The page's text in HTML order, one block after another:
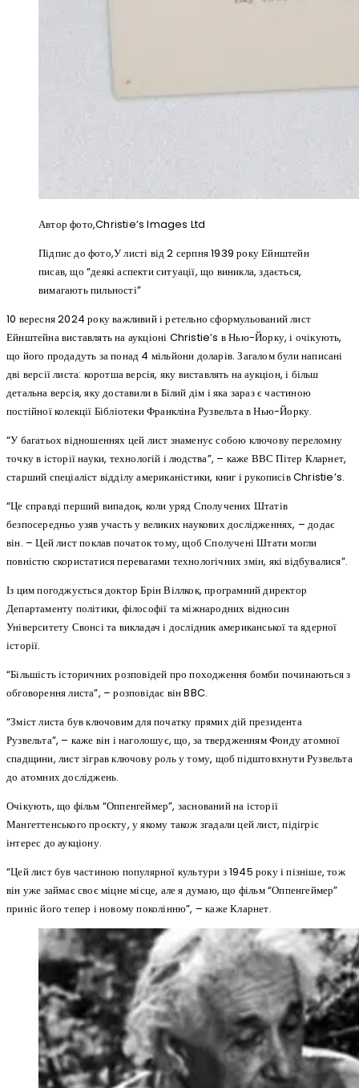
Автор фото,Christie’s Images Ltd
Підпис до фото,У листі від 2 серпня 1939 року Ейнштейн
писав, що “деякі аспекти ситуації, що виникла, здається,
вимагають пильності”
10 вересня 2024 року важливий і ретельно сформульований лист
Ейнштейна виставлять на аукціоні Christie’s в Нью-Йорку, і очікують,
що його продадуть за понад 4 мільйони доларів. Загалом були написані
дві версії листа: коротша версія, яку виставлять на аукціон, і більш
детальна версія, яку доставили ​​в Білий дім і яка зараз є частиною
постійної колекції Бібліотеки Франкліна Рузвельта в Нью-Йорку.
“У багатьох відношеннях цей лист знаменує собою ключову переломну
точку в історії науки, технологій і людства”, – каже ВВС Пітер Кларнет,
старший спеціаліст відділу американістики, книг і рукописів Christie’s.
“Це справді перший випадок, коли уряд Сполучених Штатів
безпосередньо узяв участь у великих наукових дослідженнях, – додає
він. – Цей лист поклав початок тому, щоб Сполучені Штати могли
повністю скористатися перевагами технологічних змін, які відбувалися”.
Із цим погоджується доктор Брін Віллкок, програмний директор
Департаменту політики, філософії та міжнародних відносин
Університету Свонсі та викладач і дослідник американської та ядерної
історії.
“Більшість історичних розповідей про походження бомби починаються з
обговорення листа”, – розповідає він BBC.
“Зміст листа був ключовим для початку прямих дій президента
Рузвельта”, – каже він і наголошує, що, за твердженням Фонду атомної
спадщини, лист зіграв ключову роль у тому, щоб підштовхнути Рузвельта
до атомних досліджень.
Очікують, що фільм “Оппенгеймер”, заснований на історії
Мангеттенського проєкту, у якому також згадали цей лист, підігріє
інтерес до аукціону.
“Цей лист був частиною популярної культури з 1945 року і пізніше, тож
він уже займає своє міцне місце, але я думаю, що фільм “Оппенгеймер”
приніс його тепер і новому поколінню”, – каже Кларнет.